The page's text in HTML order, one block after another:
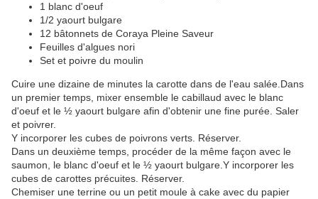
1 blanc d'oeuf
1/2 yaourt bulgare
12 bâtonnets de Coraya Pleine Saveur
Feuilles d'algues nori
Set et poivre du moulin
Cuire une dizaine de minutes la carotte dans de l'eau salée.Dans
un premier temps, mixer ensemble le cabillaud avec le blanc
d'oeuf et le ½ yaourt bulgare afin d'obtenir une fine purée. Saler
et poivrer.
Y incorporer les cubes de poivrons verts. Réserver.
Dans un deuxième temps, procéder de la même façon avec le
saumon, le blanc d'oeuf et le ½ yaourt bulgare.Y incorporer les
cubes de carottes précuites. Réserver.
Chemiser une terrine ou un petit moule à cake avec du papier